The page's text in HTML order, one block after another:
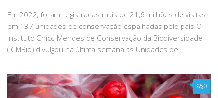
Em 2022, foram registradas mais de 21,6 milhões de visitas
em 137 unidades de conservação espalhadas pelo país O
Instituto Chico Mendes de Conservação da Biodiversidade
(ICMBio) divulgou na última semana as Unidades de...
0